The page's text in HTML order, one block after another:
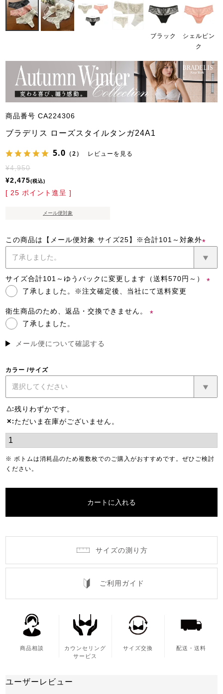
ブラック
シェルピン
ク
商品番号 CA224306
ブラデリス ローズスタイルタンガ24A1
5.0 （2） レビューを見る
¥4,950
¥2,475 税込
[ 25 ポイント進呈 ]
メール便対象
この商品は【メール便対象 サイズ25】※合計101～対象外
(必
須)
サイズ合計101～ゆうパックに変更します（送料570円～）
了承しました。※注文確定後、当社にて送料変更
衛生商品のため、返品・交換できません。
了承しました。
メール便について確認する
カラー サイズ
△ 残りわずかです。
✕ ただいま在庫がございません。
※ ボトムは消耗品のため複数枚でのご購入がおすすめです。ぜひご検討
ください。
カートに入れる
サイズの測り方
ご利用ガイド
商品相談
カウンセリング
サービス
サイズ交換 配送・送料
ユーザーレビュー